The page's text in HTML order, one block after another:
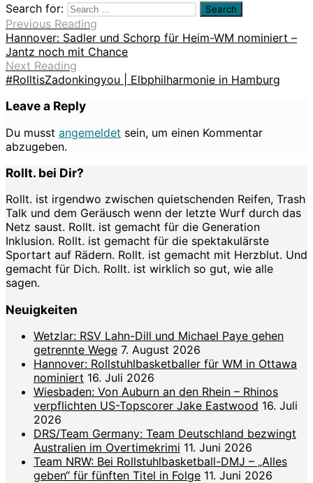
Search for:
Previous Reading
Hannover: Sadler und Schorp für Heim-WM nominiert –
Jantz noch mit Chance
Next Reading
#RolltisZadonkingyou | Elbphilharmonie in Hamburg
Leave a Reply
Du musst angemeldet sein, um einen Kommentar
abzugeben.
Rollt. bei Dir?
Rollt. ist irgendwo zwischen quietschenden Reifen, Trash
Talk und dem Geräusch wenn der letzte Wurf durch das
Netz saust. Rollt. ist gemacht für die Generation
Inklusion. Rollt. ist gemacht für die spektakulärste
Sportart auf Rädern. Rollt. ist gemacht mit Herzblut. Und
gemacht für Dich. Rollt. ist wirklich so gut, wie alle
sagen.
Neuigkeiten
Wetzlar: RSV Lahn-Dill und Michael Paye gehen
getrennte Wege 7. August 2026
Hannover: Rollstuhlbasketballer für WM in Ottawa
nominiert 16. Juli 2026
Wiesbaden: Von Auburn an den Rhein – Rhinos
verpflichten US-Topscorer Jake Eastwood 16. Juli
2026
DRS/Team Germany: Team Deutschland bezwingt
Australien im Overtimekrimi 11. Juni 2026
Team NRW: Bei Rollstuhlbasketball-DMJ – „Alles
geben“ für fünften Titel in Folge 11. Juni 2026